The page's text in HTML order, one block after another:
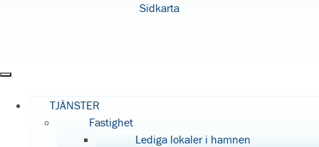
Sidkarta
TJÄNSTER
Fastighet
Lediga lokaler i hamnen